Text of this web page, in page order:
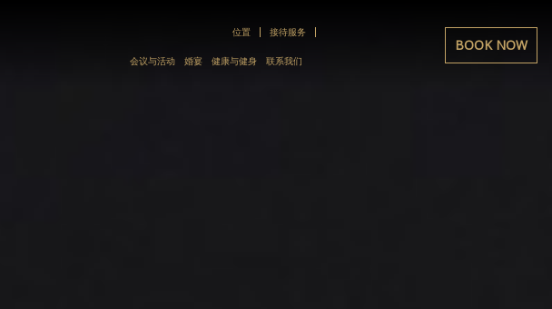
位置 接待服务
会议与活动 婚宴 健康与健身 联系我们
BOOK NOW